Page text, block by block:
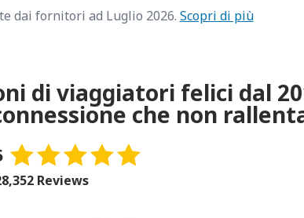
dai fornitori ad Luglio 2026. Scopri di più
di viaggiatori felici dal
che non
Reviews